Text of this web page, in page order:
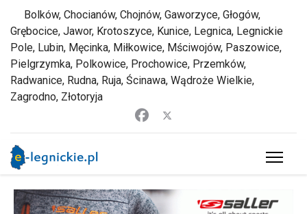
Bolków, Chocianów, Chojnów, Gaworzyce, Głogów,
Grębocice, Jawor, Krotoszyce, Kunice, Legnica, Legnickie
Pole, Lubin, Męcinka, Miłkowice, Mściwojów, Paszowice,
Pielgrzymka, Polkowice, Prochowice, Przemków,
Radwanice, Rudna, Ruja, Ścinawa, Wądroże Wielkie,
Zagrodno, Złotoryja